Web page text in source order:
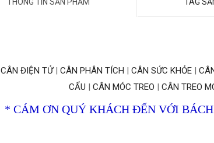
CÂN ĐIỆN TỬ| CÂN PHÂN TÍCH | CÂN SỨC KHỎE|
CẨU | CÂN MÓC TREO | CÂN TREO
* CÁM ƠN QUÝ KHÁCH ĐẾN VỚI